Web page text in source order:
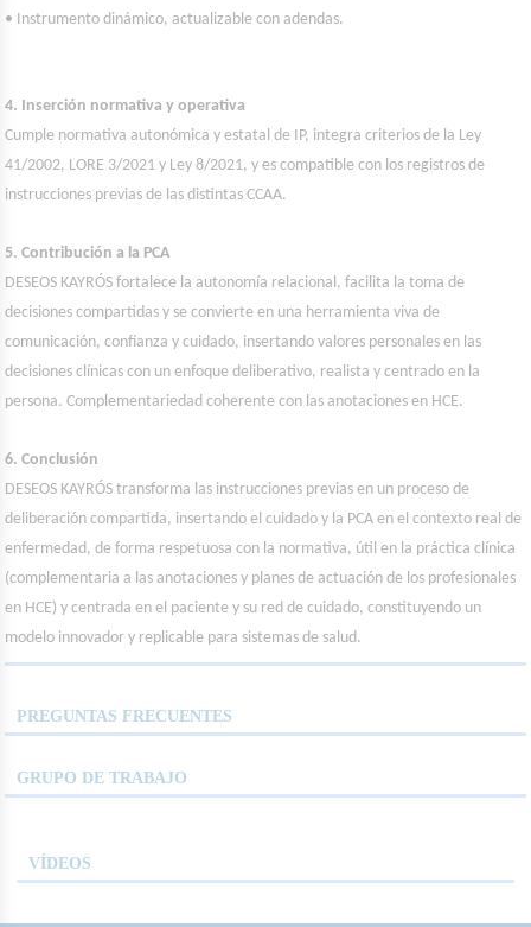
• Instrumento dinámico, actualizable con adendas.
4. Inserción normativa y operativa
Cumple normativa autonómica y estatal de IP, integra criterios de la Ley
41/2002, LORE 3/2021 y Ley 8/2021, y es compatible con los registros de
instrucciones previas de las distintas CCAA.
5. Contribución a la PCA
DESEOS KAYRÓS fortalece la autonomía relacional, facilita la toma de
decisiones compartidas y se convierte en una herramienta viva de
comunicación, confianza y cuidado, insertando valores personales en las
decisiones clínicas con un enfoque deliberativo, realista y centrado en la
persona. Complementariedad coherente con las anotaciones en HCE.
6. Conclusión
DESEOS KAYRÓS transforma las instrucciones previas en un proceso de
deliberación compartida, insertando el cuidado y la PCA en el contexto real de
enfermedad, de forma respetuosa con la normativa, útil en la práctica clínica
(complementaria a las anotaciones y planes de actuación de los profesionales
en HCE) y centrada en el paciente y su red de cuidado, constituyendo un
modelo innovador y replicable para sistemas de salud.
PREGUNTAS FRECUENTES
GRUPO DE TRABAJO
VÍDEOS